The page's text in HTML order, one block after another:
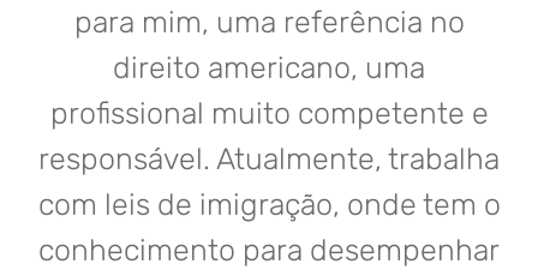
para mim, uma referência no
direito americano, uma
profissional muito competente e
responsável. Atualmente, trabalha
com leis de imigração, onde tem o
conhecimento para desempenhar